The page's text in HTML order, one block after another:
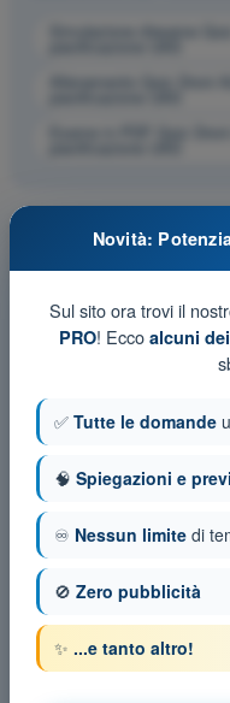
Simulazione d'esame
Allenamento Quiz Droni
Esame in PDF Quiz
Novità:
Sul sito ora trovi il
PRO! Ecco alcuni
✅ Tutte le domande
🧠 Spiegazioni e
♾️ Nessun limite di
🚫 Zero pubblicità
✨ ...e tanto altro!